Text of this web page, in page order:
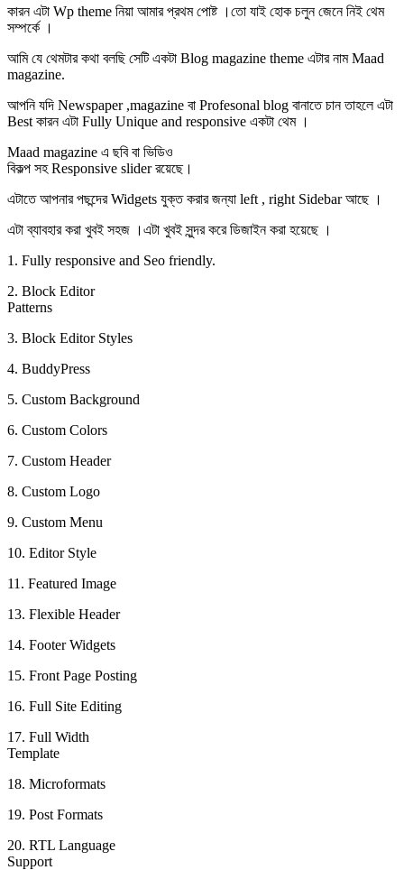
কারন এটা Wp theme নিয়া আমার প্রথম পোষ্ট ।তো যাই হোক চলুন জেনে নিই থেম
সম্পর্কে ।
আমি যে থেমটার কথা বলছি সেটি একটা Blog magazine theme এটার নাম Maad
magazine.
আপনি যদি Newspaper ,magazine বা Profesonal blog বানাতে চান তাহলে এটা
Best কারন এটা Fully Unique and responsive একটা থেম ।
Maad magazine এ ছবি বা ভিডিও
বিকল্প সহ Responsive slider রয়েছে।
এটাতে আপনার পছন্দের Widgets যুক্ত করার জন্যা left , right Sidebar আছে ।
এটা ব্যাবহার করা খুবই সহজ ।এটা খুবই সুন্দর করে ডিজাইন করা হয়েছে ।
1. Fully responsive and Seo friendly.
2. Block Editor
Patterns
3. Block Editor Styles
4. BuddyPress
5. Custom Background
6. Custom Colors
7. Custom Header
8. Custom Logo
9. Custom Menu
10. Editor Style
11. Featured Image
13. Flexible Header
14. Footer Widgets
15. Front Page Posting
16. Full Site Editing
17. Full Width
Template
18. Microformats
19. Post Formats
20. RTL Language
Support